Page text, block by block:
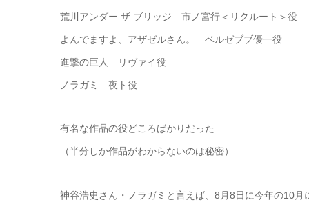
荒川アンダー ザ ブリッジ 市ノ宮行＜リクルート＞役
よんでますよ、アザゼルさん。 ベルゼブブ優一役
進撃の巨人 リヴァイ役
ノラガミ 夜ト役
有名な作品の役どころばかりだった
（半分しか作品がわからないのは秘密）
神谷浩史さん・ノラガミと言えば、8月8日に今年の10月